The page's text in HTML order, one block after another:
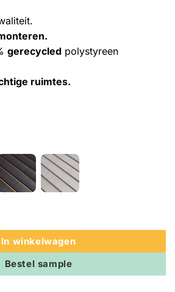
gerecycled polystyreen
ruimtes.
wandpaneel - Badkamer wandpanelen
In winkelwagen
Bestel sample